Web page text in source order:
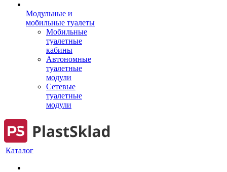
Модульные и
мобильные туалеты
Мобильные
туалетные
кабины
Автономные
туалетные
модули
Сетевые
туалетные
модули
Каталог